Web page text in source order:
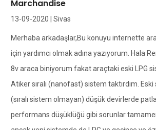
Marchandise
13-09-2020 | Sivas
Merhaba arkadaşlar,Bu konuyu internette
için yardımcı olmak adına yazıyorum. Hala
8v araca biniyorum fakat araçtaki eski LPG
Atiker sıralı (nanofast) sistem taktırdım.
(sıralı sistem olmayan) düşük devirlerde
performans düşüklüğü gibi sorunlar